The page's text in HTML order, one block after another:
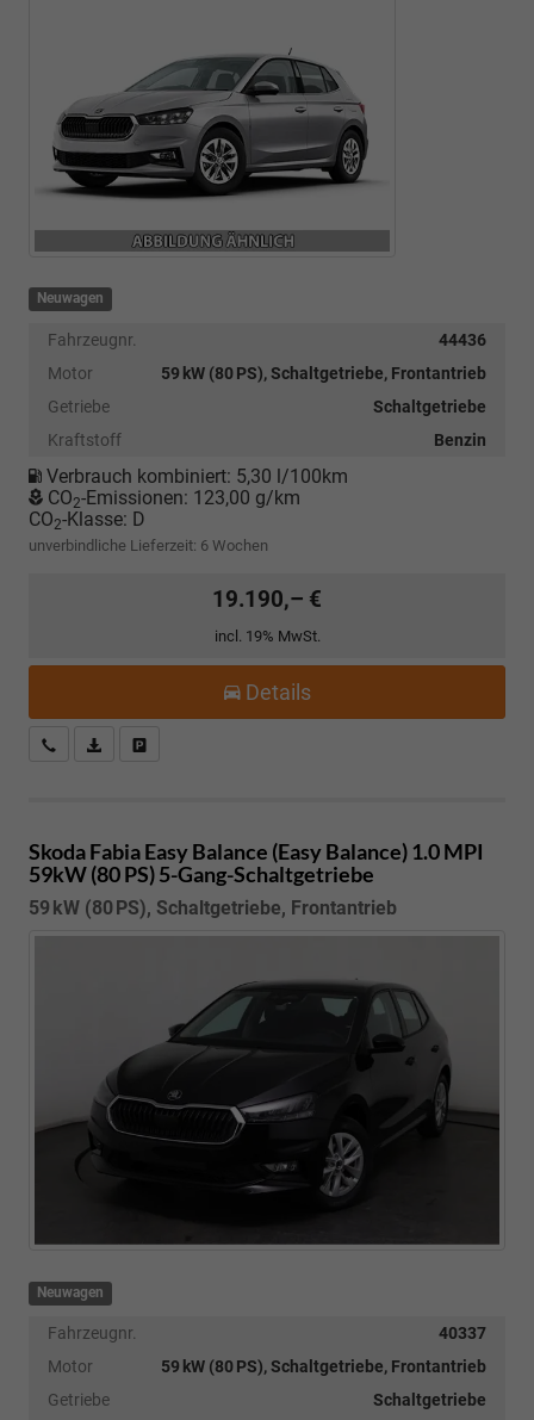
Neuwagen
Fahrzeugnr.
44436
Motor
59 kW (80 PS), Schaltgetriebe, Frontantrieb
Getriebe
Schaltgetriebe
Kraftstoff
Benzin
Verbrauch kombiniert: 5,30 l/100km
CO2-Emissionen: 123,00 g/km
CO2-Klasse: D
unverbindliche Lieferzeit: 6 Wochen
19.190,– €
incl. 19% MwSt.
Details
Kostenloser Rückruf-Service
PDF-Datei, Fahrzeugexposé drucken
Skoda FabiaEasy Balance (Easy Balance) 1.0 MPI
59kW (80 PS) 5-Gang-Schaltgetriebe
59 kW (80 PS), Schaltgetriebe, Frontantrieb
Neuwagen
Fahrzeugnr.
40337
Motor
59 kW (80 PS), Schaltgetriebe, Frontantrieb
Getriebe
Schaltgetriebe